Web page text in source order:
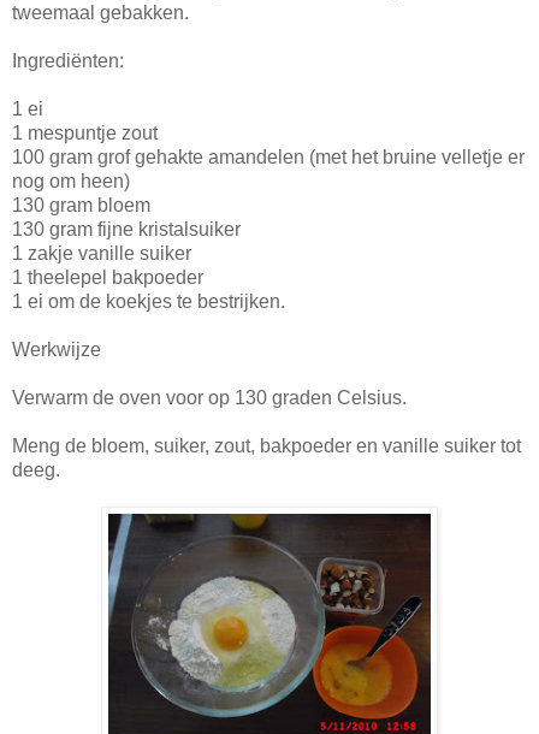
tweemaal gebakken.
Ingrediënten:
1 ei
1 mespuntje zout
100 gram grof gehakte amandelen (met het bruine velletje er
nog om heen)
130 gram bloem
130 gram fijne kristalsuiker
1 zakje vanille suiker
1 theelepel bakpoeder
1 ei om de koekjes te bestrijken.
Werkwijze
Verwarm de oven voor op 130 graden Celsius.
Meng de bloem, suiker, zout, bakpoeder en vanille suiker tot
deeg.